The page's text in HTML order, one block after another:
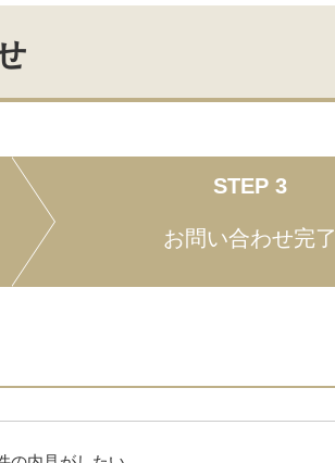
STEP 3
お問い合わせ完了